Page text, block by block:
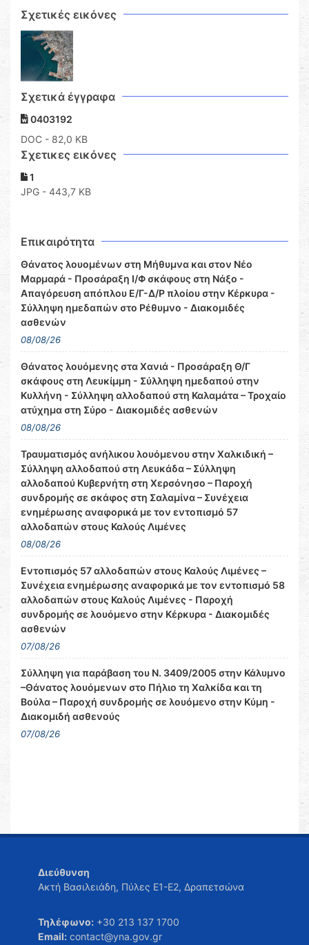
Σχετικές εικόνες
Σχετικά έγγραφα
0403192
DOC - 82,0 KB
Σχετικες εικόνες
1
JPG - 443,7 KB
Επικαιρότητα
Θάνατος λουομένων στη Μήθυμνα και στον Νέο
Μαρμαρά - Προσάραξη Ι/Φ σκάφους στη Νάξο -
Απαγόρευση απόπλου Ε/Γ-Δ/Ρ πλοίου στην Κέρκυρα -
Σύλληψη ημεδαπών στο Ρέθυμνο - Διακομιδές
ασθενών
08/08/26
Θάνατος λουόμενης στα Χανιά - Προσάραξη Θ/Γ
σκάφους στη Λευκίμμη - Σύλληψη ημεδαπού στην
Κυλλήνη - Σύλληψη αλλοδαπού στη Καλαμάτα – Τροχαίο
ατύχημα στη Σύρο - Διακομιδές ασθενών
08/08/26
Τραυματισμός ανήλικου λουόμενου στην Χαλκιδική –
Σύλληψη αλλοδαπού στη Λευκάδα – Σύλληψη
αλλοδαπού Κυβερνήτη στη Χερσόνησο – Παροχή
συνδρομής σε σκάφος στη Σαλαμίνα – Συνέχεια
ενημέρωσης αναφορικά με τον εντοπισμό 57
αλλοδαπών στους Καλούς Λιμένες
08/08/26
Εντοπισμός 57 αλλοδαπών στους Καλούς Λιμένες –
Συνέχεια ενημέρωσης αναφορικά με τον εντοπισμό 58
αλλοδαπών στους Καλούς Λιμένες - Παροχή
συνδρομής σε λουόμενο στην Κέρκυρα - Διακομιδές
ασθενών
07/08/26
Σύλληψη για παράβαση του Ν. 3409/2005 στην Κάλυμνο
–Θάνατος λουόμενων στο Πήλιο τη Χαλκίδα και τη
Βούλα – Παροχή συνδρομής σε λουόμενο στην Κύμη -
Διακομιδή ασθενούς
07/08/26
Διεύθυνση
Ακτή Βασιλειάδη, Πύλες Ε1-Ε2, Δραπετσώνα
Τηλέφωνο: +30 213 137 1700
Email: contact@yna.gov.gr